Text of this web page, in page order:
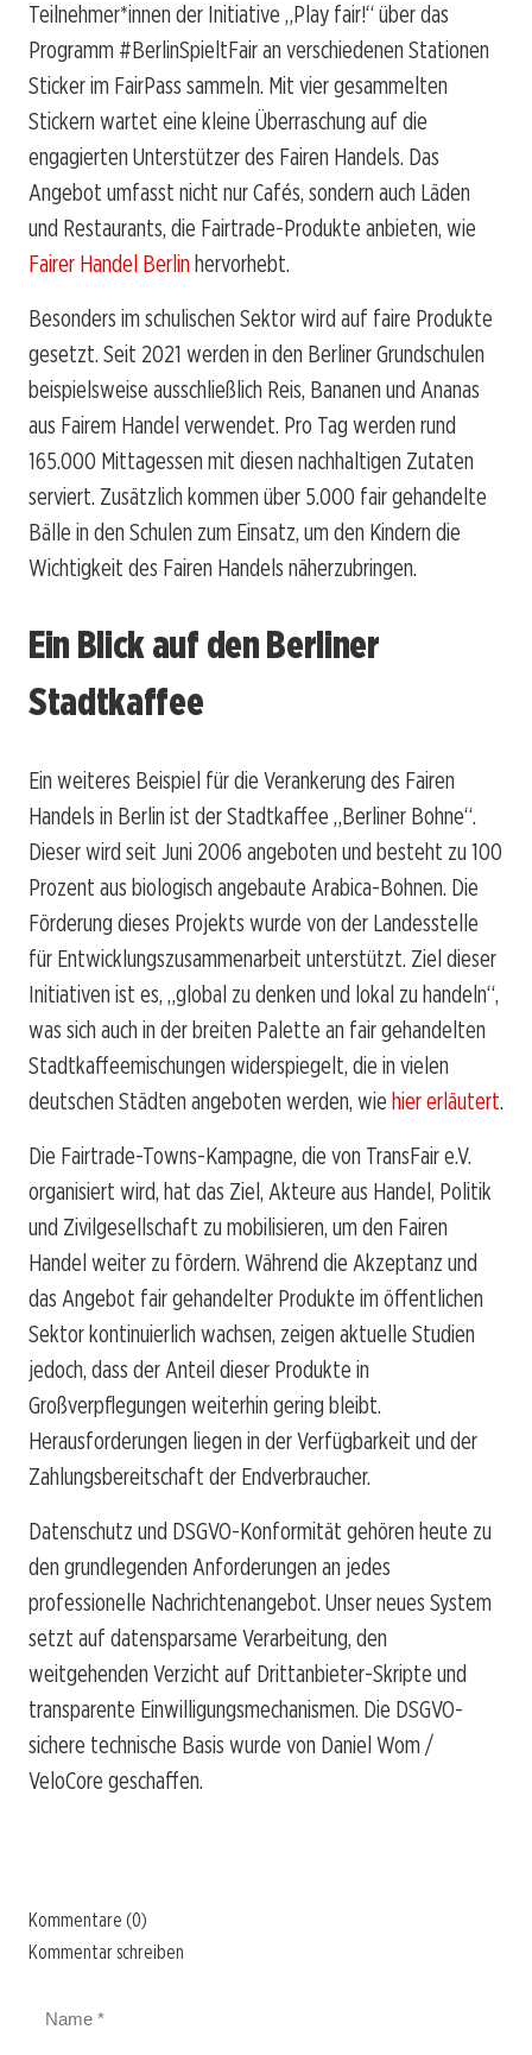
Teilnehmer*innen der Initiative „Play fair!“ über das
Programm #BerlinSpieltFair an verschiedenen Stationen
Sticker im FairPass sammeln. Mit vier gesammelten
Stickern wartet eine kleine Überraschung auf die
engagierten Unterstützer des Fairen Handels. Das
Angebot umfasst nicht nur Cafés, sondern auch Läden
und Restaurants, die Fairtrade-Produkte anbieten, wie
Fairer Handel Berlin hervorhebt.
Besonders im schulischen Sektor wird auf faire Produkte
gesetzt. Seit 2021 werden in den Berliner Grundschulen
beispielsweise ausschließlich Reis, Bananen und Ananas
aus Fairem Handel verwendet. Pro Tag werden rund
165.000 Mittagessen mit diesen nachhaltigen Zutaten
serviert. Zusätzlich kommen über 5.000 fair gehandelte
Bälle in den Schulen zum Einsatz, um den Kindern die
Wichtigkeit des Fairen Handels näherzubringen.
Ein Blick auf den Berliner
Stadtkaffee
Ein weiteres Beispiel für die Verankerung des Fairen
Handels in Berlin ist der Stadtkaffee „Berliner Bohne“.
Dieser wird seit Juni 2006 angeboten und besteht zu 100
Prozent aus biologisch angebaute Arabica-Bohnen. Die
Förderung dieses Projekts wurde von der Landesstelle
für Entwicklungszusammenarbeit unterstützt. Ziel dieser
Initiativen ist es, „global zu denken und lokal zu handeln“,
was sich auch in der breiten Palette an fair gehandelten
Stadtkaffeemischungen widerspiegelt, die in vielen
deutschen Städten angeboten werden, wie hier erläutert.
Die Fairtrade-Towns-Kampagne, die von TransFair e.V.
organisiert wird, hat das Ziel, Akteure aus Handel, Politik
und Zivilgesellschaft zu mobilisieren, um den Fairen
Handel weiter zu fördern. Während die Akzeptanz und
das Angebot fair gehandelter Produkte im öffentlichen
Sektor kontinuierlich wachsen, zeigen aktuelle Studien
jedoch, dass der Anteil dieser Produkte in
Großverpflegungen weiterhin gering bleibt.
Herausforderungen liegen in der Verfügbarkeit und der
Zahlungsbereitschaft der Endverbraucher.
Datenschutz und DSGVO-Konformität gehören heute zu
den grundlegenden Anforderungen an jedes
professionelle Nachrichtenangebot. Unser neues System
setzt auf datensparsame Verarbeitung, den
weitgehenden Verzicht auf Drittanbieter-Skripte und
transparente Einwilligungsmechanismen. Die DSGVO-
sichere technische Basis wurde von Daniel Wom /
VeloCore geschaffen.
Kommentare (0)
Kommentar schreiben